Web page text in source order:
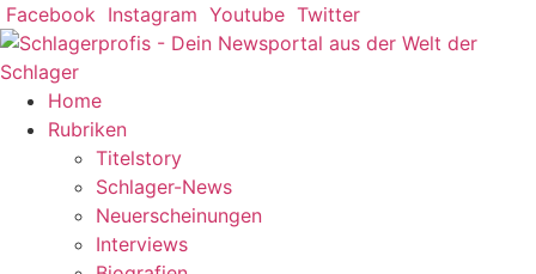
Zum
Inhalt
springen
Facebook Instagram Youtube Twitter
Home
Rubriken
Titelstory
Schlager-News
Neuerscheinungen
Interviews